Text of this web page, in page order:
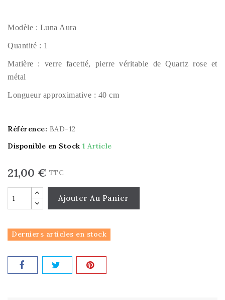
Modèle : Luna Aura
Quantité : 1
Matière : verre facetté, pierre véritable de Quartz rose et
métal
Longueur approximative : 40 cm
Référence: BAD-12
Disponible en Stock 1 Article
21,00 € TTC
Ajouter Au Panier
Derniers articles en stock